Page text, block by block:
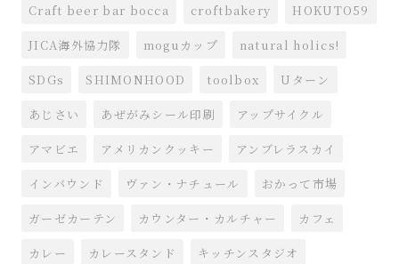
Craft beer bar bocca croftbakery HOKUTO59
JICA海外協力隊 moguカップ natural holics!
SDGs SHIMONHOOD toolbox Uターン
あじさい あぜがみシール印刷 アップサイクル
アマビエ アメリカンクッキー アンブレラスカイ
インバウンド ヴァン・ナチュール おかって市場
ガーゼカーテン カウンター・カルチャー カフェ
カレー カレースタンド キッチンスタジオ